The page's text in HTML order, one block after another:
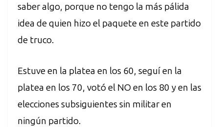
saber algo, porque no tengo la más pálida
idea de quien hizo el paquete en este partido
de truco.
Estuve en la platea en los 60, seguí en la
platea en los 70, votó el NO en los 80 y en las
elecciones subsiguientes sin militar en
ningún partido.